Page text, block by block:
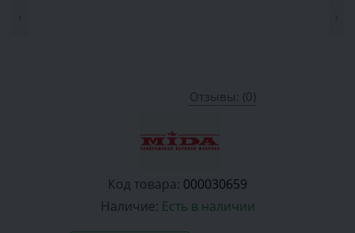
Отзывы: (0)
Код товара: 000030659
Наличие: Есть в наличии